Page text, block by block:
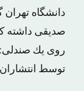
دانشگاه
ﺻﺪیقی داشته
ﺭﻭی ﻳﻚ
توسط